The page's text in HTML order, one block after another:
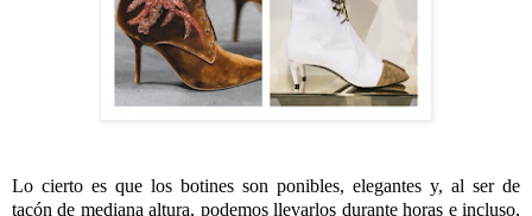
Lo cierto es que los botines son ponibles, elegantes y, al ser de
tacón de mediana altura, podemos llevarlos durante horas e incluso,